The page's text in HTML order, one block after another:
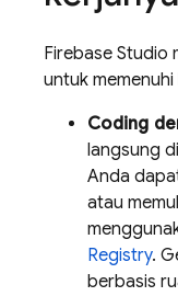
Firebase Studio
untuk
Coding
langsung
Anda
atau
Registry.
berbasis